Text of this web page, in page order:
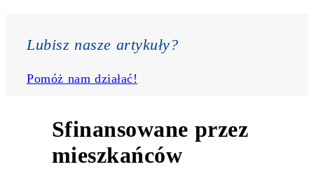
Lubisz nasze artykuły?
Pomóż nam działać!
Sfinansowane przez
mieszkańców